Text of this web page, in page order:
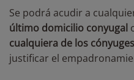
Se podrá acudir a
último domicilio conyugal
cualquiera de los cónyuges
justificar el